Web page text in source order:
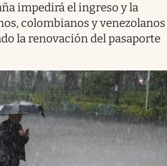
impedirá el ingreso y la
colombianos y venezolanos
la renovación del pasaporte